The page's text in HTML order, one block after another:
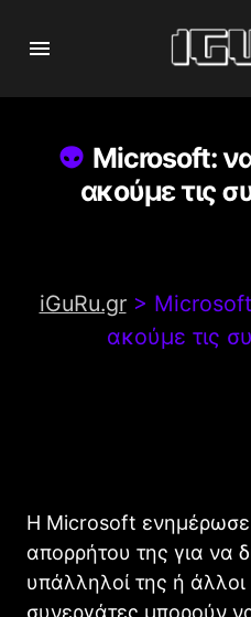
Microsoft:
ακούμε τις
iGuRu.gr>
ακούμε τις
Η Microsoft ενημέρωσε
απορρήτου της για να
υπάλληλοί της ή άλλοι